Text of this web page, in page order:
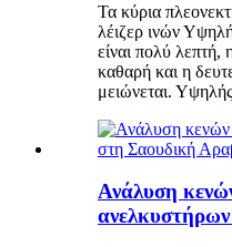
Τα κύρια
λέιζερ ινών
είναι πολύ λεπτή,
καθαρή και η
μειώνεται.
Ανάλυση